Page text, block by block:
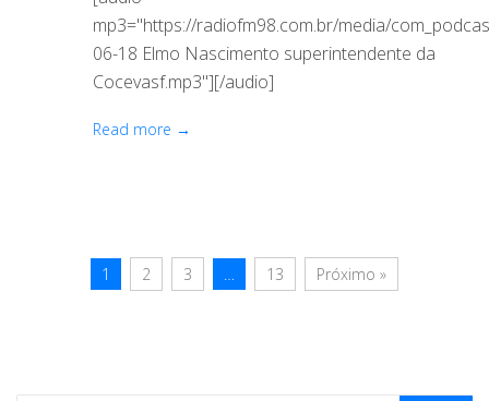
mp3="https://radiofm98.com.br/media/
06-18 Elmo Nascimento superintendente da
Cocevasf.mp3"][/audio]
Read more →
1 2 3 … 13 Próximo »